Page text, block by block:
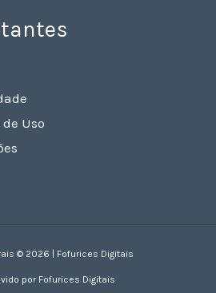
Uso
© 2026 | Fofurices Digitais
por Fofurices Digitais